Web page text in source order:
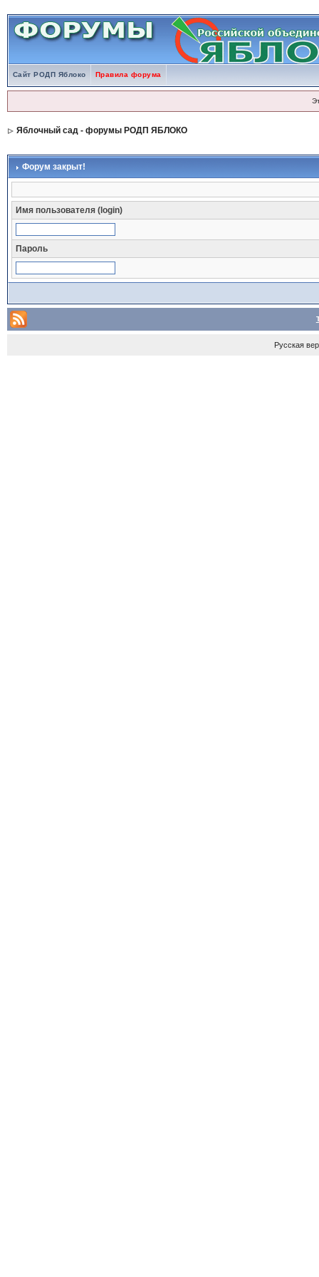
Сайт РОДП Яблоко Правила форума
Яблочный сад - форумы РОДП ЯБЛОКО
Форум закрыт!
Имя пользователя (login)
Пароль
Русская